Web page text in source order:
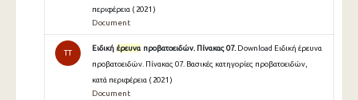
περιφέρεια ( 2021 )
Document
TT
Ειδική έρευνα προβατοειδών. Πίνακας 07. Download Ειδική έρευνα
προβατοειδών. Πίνακας 07. Βασικές κατηγορίες προβατοειδών,
κατά περιφέρεια ( 2021 )
Document